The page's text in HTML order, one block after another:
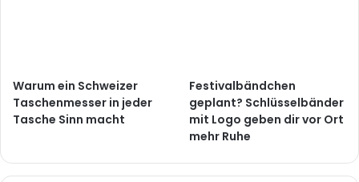
Warum ein Schweizer
Taschenmesser in jeder
Tasche Sinn macht
Festivalbändchen
geplant? Schlüsselbänder
mit Logo geben dir vor Ort
mehr Ruhe